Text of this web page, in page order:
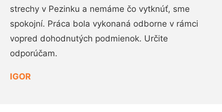
strechy v Pezinku a nemáme čo vytknúť, sme
spokojní. Práca bola vykonaná odborne v rámci
vopred dohodnutých podmienok. Určite
odporúčam.
IGOR